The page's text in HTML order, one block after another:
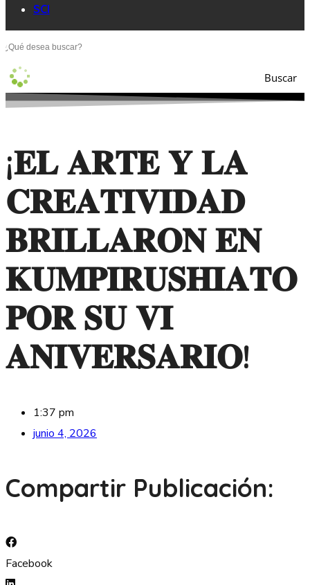
SCI
Buscar
¡𝐄𝐋 𝐀𝐑𝐓𝐄 𝐘 𝐋𝐀
𝐂𝐑𝐄𝐀𝐓𝐈𝐕𝐈𝐃𝐀𝐃
𝐁𝐑𝐈𝐋𝐋𝐀𝐑𝐎𝐍 𝐄𝐍
𝐊𝐔𝐌𝐏𝐈𝐑𝐔𝐒𝐇𝐈𝐀𝐓𝐎
𝐏𝐎𝐑 𝐒𝐔 𝐕𝐈
𝐀𝐍𝐈𝐕𝐄𝐑𝐒𝐀𝐑𝐈𝐎!
1:37 pm
junio 4, 2026
Compartir Publicación:
Facebook